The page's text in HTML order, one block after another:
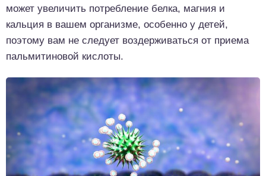
может увеличить потребление белка, магния и
кальция в вашем организме, особенно у детей,
поэтому вам не следует воздерживаться от приема
пальмитиновой кислоты.